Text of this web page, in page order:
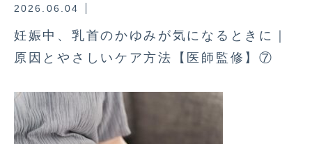
2026.06.04
妊娠中、乳首のかゆみが気になるときに｜
原因とやさしいケア方法【医師監修】⑦